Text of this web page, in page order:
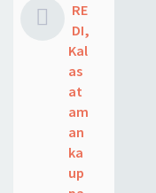
RE
DI,
Kal
as
at
am
an
ka
up